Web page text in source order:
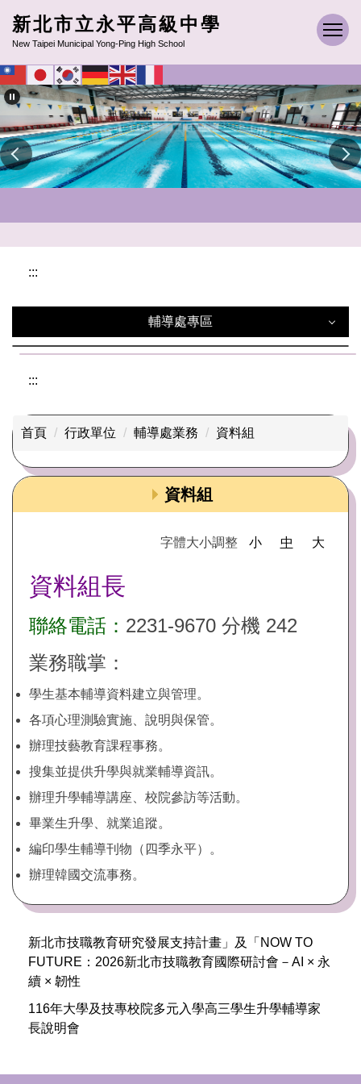
跳
到
主
要
內
容
區
新北市立永平高級中學
New Taipei Municipal Yong-Ping High School
:::
輔導處專區
生活輔導
性別教育
:::
首頁 行政單位 輔導處業務 資料組
資料組
字體大小調整 小 中 大
資料組長
聯絡電話： 2231-9670 分機 242
業務職掌：
學生基本輔導資料建立與管理。
各項心理測驗實施、說明與保管。
辦理技藝教育課程事務。
搜集並提供升學與就業輔導資訊。
辦理升學輔導講座、校院參訪等活動。
畢業生升學、就業追蹤。
編印學生輔導刊物（四季永平）。
辦理韓國交流事務。
新北市技職教育研究發展支持計畫」及「NOW TO
FUTURE：2026新北市技職教育國際研討會－AI × 永
續 × 韌性
116年大學及技專校院多元入學高三學生升學輔導家
長說明會